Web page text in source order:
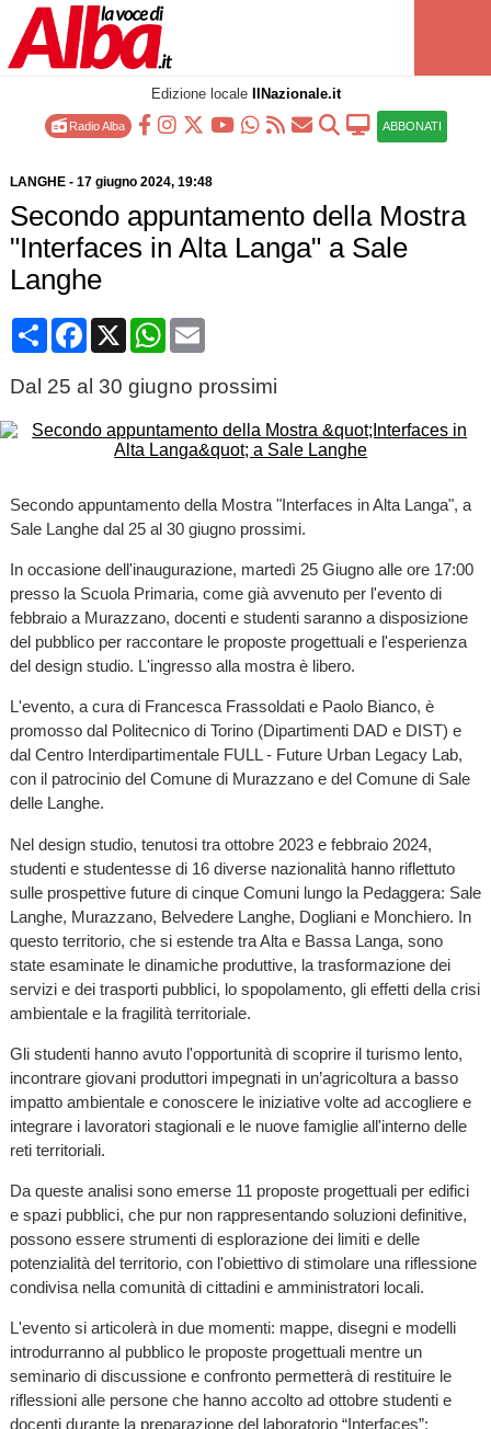
Edizione locale IlNazionale.it
Radio Alba ABBONATI
LANGHE- 17 giugno 2024, 19:48
Secondo appuntamento della Mostra
"Interfaces in Alta Langa" a Sale
Langhe
CondividiFacebook
X WhatsApp
Email
Dal 25 al 30 giugno prossimi
Secondo appuntamento della Mostra "Interfaces in Alta Langa", a
Sale Langhe dal 25 al 30 giugno prossimi.
In occasione dell'inaugurazione, martedì 25 Giugno alle ore 17:00
presso la Scuola Primaria, come già avvenuto per l'evento di
febbraio a Murazzano, docenti e studenti saranno a disposizione
del pubblico per raccontare le proposte progettuali e l'esperienza
del design studio. L'ingresso alla mostra è libero.
L'evento, a cura di Francesca Frassoldati e Paolo Bianco, è
promosso dal Politecnico di Torino (Dipartimenti DAD e DIST) e
dal Centro Interdipartimentale FULL - Future Urban Legacy Lab,
con il patrocinio del Comune di Murazzano e del Comune di Sale
delle Langhe.
Nel design studio, tenutosi tra ottobre 2023 e febbraio 2024,
studenti e studentesse di 16 diverse nazionalità hanno riflettuto
sulle prospettive future di cinque Comuni lungo la Pedaggera: Sale
Langhe, Murazzano, Belvedere Langhe, Dogliani e Monchiero. In
questo territorio, che si estende tra Alta e Bassa Langa, sono
state esaminate le dinamiche produttive, la trasformazione dei
servizi e dei trasporti pubblici, lo spopolamento, gli effetti della crisi
ambientale e la fragilità territoriale.
Gli studenti hanno avuto l'opportunità di scoprire il turismo lento,
incontrare giovani produttori impegnati in un’agricoltura a basso
impatto ambientale e conoscere le iniziative volte ad accogliere e
integrare i lavoratori stagionali e le nuove famiglie all'interno delle
reti territoriali.
Da queste analisi sono emerse 11 proposte progettuali per edifici
e spazi pubblici, che pur non rappresentando soluzioni definitive,
possono essere strumenti di esplorazione dei limiti e delle
potenzialità del territorio, con l'obiettivo di stimolare una riflessione
condivisa nella comunità di cittadini e amministratori locali.
L'evento si articolerà in due momenti: mappe, disegni e modelli
introdurranno al pubblico le proposte progettuali mentre un
seminario di discussione e confronto permetterà di restituire le
riflessioni alle persone che hanno accolto ad ottobre studenti e
docenti durante la preparazione del laboratorio “Interfaces”: